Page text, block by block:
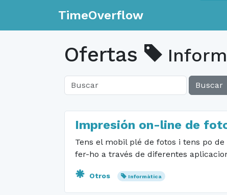
TimeOverflow
Ofertas
Buscar
Impresión on-line de
Tens el mobil plé de fotos i tens po
fer-ho a través de diferentes
Otros Informàtica